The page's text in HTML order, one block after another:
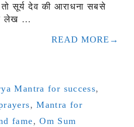
सूर्य देव की आराधना सबसे
लेख …
READ MORE
Mantra for success,
,Mantra for
fame,Om Sum